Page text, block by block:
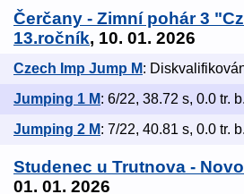
Čerčany - Zimní pohár 3
13.ročník, 10. 01. 2026
Czech Imp Jump M:
Jumping 1 M: 6/22, 38.72 s, 0.0 tr.
Jumping 2 M: 7/22, 40.81 s, 0.0 tr.
Studenec u Trutnova -
01. 01. 2026